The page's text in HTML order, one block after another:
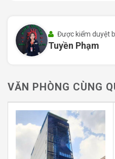
Vincom Cộng Hòa,
trung tâm thương
đáp ứng mọi nhu cầu ăn
nhân viên và khách hàng.
Không chỉ thuận lợi về vị
quanh bởi hàng
giao dịch tài chính, mở tài
quán cà phê, nhà hàng,
siêu thị tiện lợi cũng
mang lại sự tiện nghi vượt
Được kiểm duyệt
Tuyền Phạm
VĂN PHÒNG CÙNG